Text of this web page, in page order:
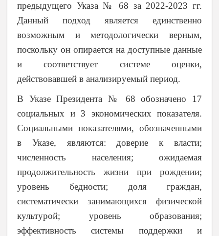
предыдущего Указа № 68 за 2022-2023 гг.
Данный подход является единственно
возможным и методологически верным,
поскольку он опирается на доступные данные
и соответствует системе оценки,
действовавшей в анализируемый период.
В Указе Президента № 68 обозначено 17
социальных и 3 экономических показателя.
Социальными показателями, обозначенными
в Указе, являются: доверие к власти;
численность населения; ожидаемая
продолжительность жизни при рождении;
уровень бедности; доля граждан,
систематически занимающихся физической
культурой; уровень образования;
эффективность системы поддержки и